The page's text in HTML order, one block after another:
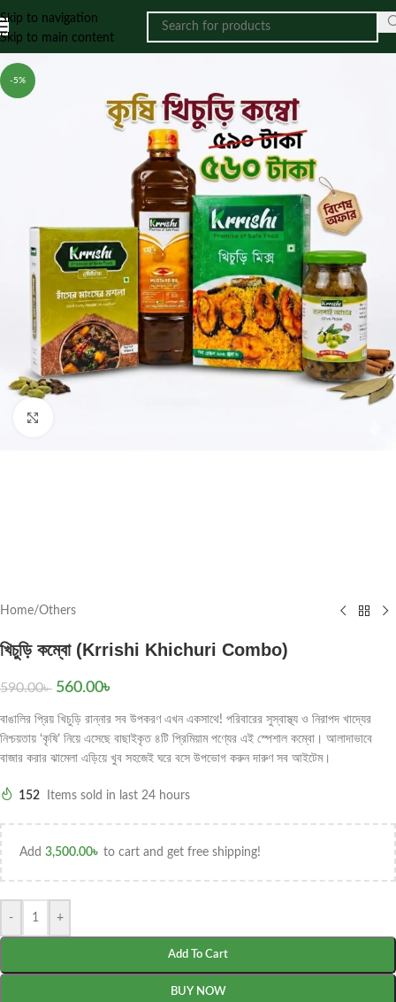
Skip to navigation
Skip to main content
-5%
Home/Others
খিচুড়ি কম্বো (Krrishi Khichuri Combo)
590.00৳ 560.00৳
বাঙালির প্রিয় খিচুড়ি রান্নার সব উপকরণ এখন একসাথে! পরিবারের সুস্বাস্থ্য ও নিরাপদ খাদ্যের
নিশ্চয়তায় ‘কৃষি’ নিয়ে এসেছে বাছাইকৃত ৪টি প্রিমিয়াম পণ্যের এই স্পেশাল কম্বো। আলাদাভাবে
বাজার করার ঝামেলা এড়িয়ে খুব সহজেই ঘরে বসে উপভোগ করুন দারুণ সব আইটেম।
152 Items sold in last 24 hours
Add 3,500.00৳ to cart and get free shipping!
- +
Add To Cart
BUY NOW